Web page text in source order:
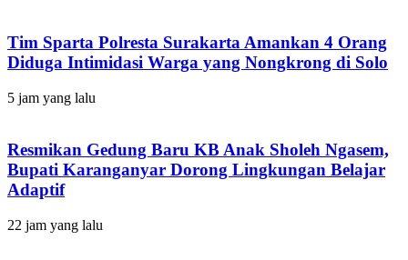
Tim Sparta Polresta Surakarta Amankan 4 Orang
Diduga Intimidasi Warga yang Nongkrong di Solo
5 jam yang lalu
Resmikan Gedung Baru KB Anak Sholeh Ngasem,
Bupati Karanganyar Dorong Lingkungan Belajar
Adaptif
22 jam yang lalu